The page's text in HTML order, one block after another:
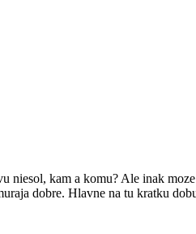
kam a komu? Ale inak
dobre. Hlavne na tu kratku